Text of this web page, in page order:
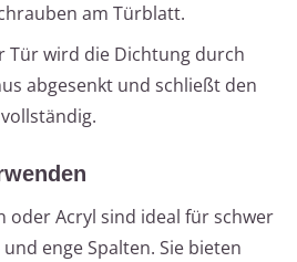
am Türblatt.
Tür wird die Dichtung durch
abgesenkt und schließt den
oder Acryl sind ideal für schwer
enge Spalten. Sie bieten